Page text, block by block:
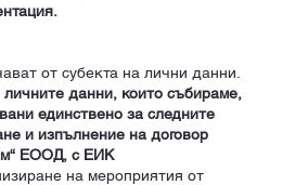
от субекта на лични данни.
данни, които събираме,
единствено за следните
и изпълнение на договор
ЕООД, с ЕИК
на мероприятия от